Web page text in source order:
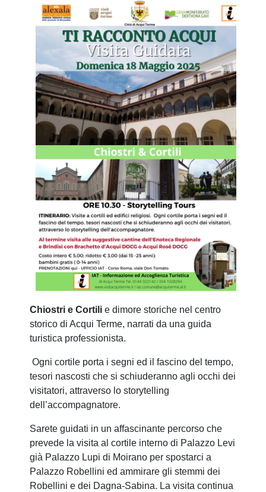
Chiostri e Cortili e dimore storiche nel centro
storico di Acqui Terme, narrati da una guida
turistica professionista.
Ogni cortile porta i segni ed il fascino del tempo,
tesori nascosti che si schiuderanno agli occhi dei
visitatori, attraverso lo storytelling
dell’accompagnatore.
Sarete guidati in un affascinante percorso che
prevede la visita al cortile interno di Palazzo Levi
già Palazzo Lupi di Moirano per spostarci a
Palazzo Robellini ed ammirare gli stemmi dei
Robellini e dei Dagna-Sabina. La visita continua